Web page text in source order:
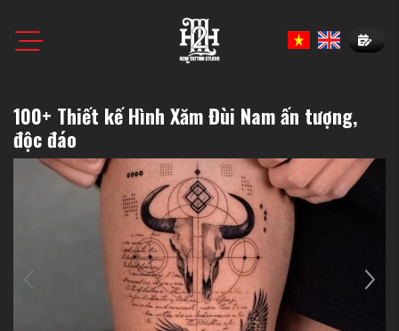
Book
100+ Thiết kế Hình Xăm Đùi Nam ấn tượng,
độc đáo